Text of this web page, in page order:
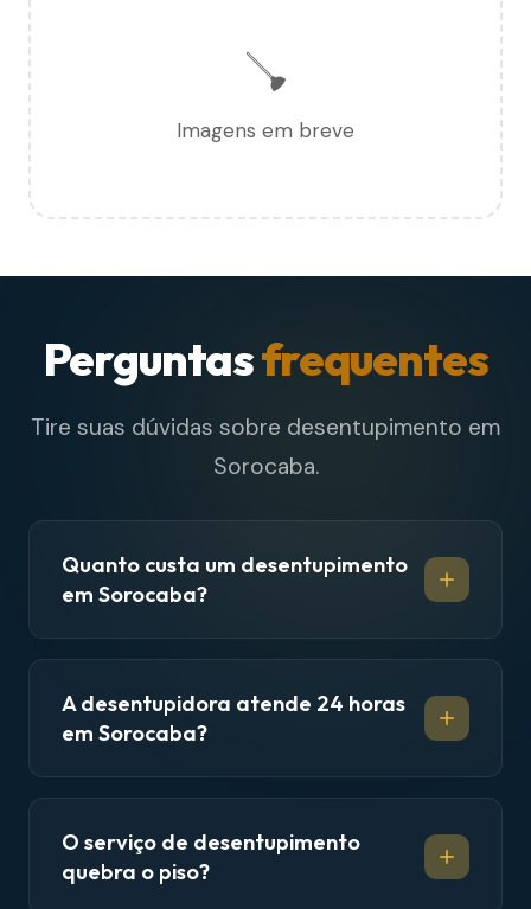
🪠
Imagens em breve
Perguntasfrequentes
Tire suas dúvidas sobre desentupimento em
Sorocaba.
Quanto custa um desentupimento
em Sorocaba?
A desentupidora atende 24 horas
em Sorocaba?
O serviço de desentupimento
quebra o piso?